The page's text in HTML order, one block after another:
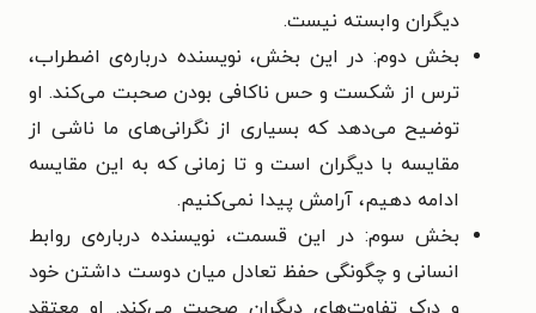
دیگران وابسته نیست.
بخش دوم: در این بخش، نویسنده درباره‌ی اضطراب،
ترس از شکست و حس ناکافی بودن صحبت می‌کند. او
توضیح می‌دهد که بسیاری از نگرانی‌های ما ناشی از
مقایسه با دیگران است و تا زمانی که به این مقایسه
ادامه دهیم، آرامش پیدا نمی‌کنیم.
بخش سوم: در این قسمت، نویسنده درباره‌ی روابط
انسانی و چگونگی حفظ تعادل میان دوست داشتن خود
و درک تفاوت‌های دیگران صحبت می‌کند. او معتقد